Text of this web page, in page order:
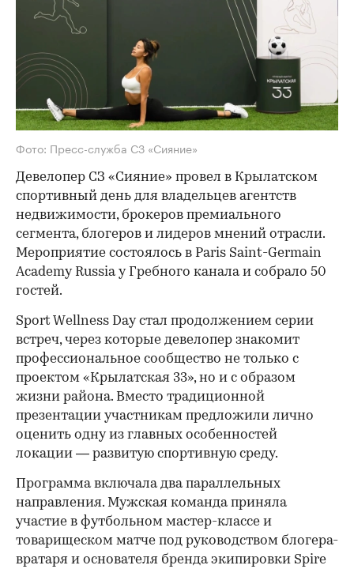
Фото: Пресс-служба СЗ «Сияние»
Девелопер СЗ «Сияние» провел в Крылатском
спортивный день для владельцев агентств
недвижимости, брокеров премиального
сегмента, блогеров и лидеров мнений отрасли.
Мероприятие состоялось в Paris Saint-Germain
Academy Russia у Гребного канала и собрало 50
гостей.
Sport Wellness Day стал продолжением серии
встреч, через которые девелопер знакомит
профессиональное сообщество не только с
проектом «Крылатская 33», но и с образом
жизни района. Вместо традиционной
презентации участникам предложили лично
оценить одну из главных особенностей
локации — развитую спортивную среду.
Программа включала два параллельных
направления. Мужская команда приняла
участие в футбольном мастер-классе и
товарищеском матче под руководством блогера-
вратаря и основателя бренда экипировки Spire